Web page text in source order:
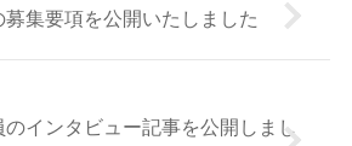
募集要項を公開いたしました
のインタビュー記事を公開しまし